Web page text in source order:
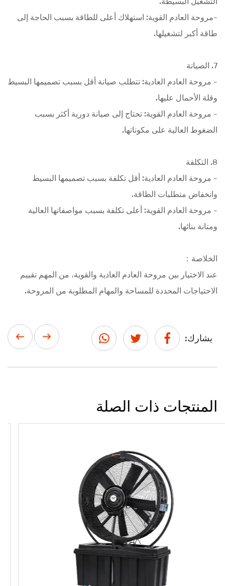
-مروحة العادم القوية: استهلاك أعلى للطاقة بسبب الحاجة إلى
طاقة أكبر لتشغيلها.
7. الصيانة
- مروحة العادم العادية: تتطلب صيانة أقل بسبب تصميمها البسيط
وقلة الأحمال عليها.
- مروحة العادم القوية: تحتاج إلى صيانة دورية أكثر بسبب
الضغوط العالية على مكوناتها.
8. التكلفة
- مروحة العادم العادية: أقل تكلفة بسبب تصميمها البسيط
وانخفاض متطلبات الطاقة.
- مروحة العادم القوية: أعلى تكلفة بسبب مواصفاتها العالية
ومتانة بنائها.
الخلاصة：
عند الاختيار بين مروحة العادم العادية والقوية، من المهم تقييم
الاحتياجات المحددة للمساحة والمهام المطلوبة من المروحة.
يشارك:
المنتجات ذات الصلة